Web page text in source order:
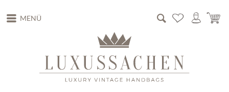
MENÜ